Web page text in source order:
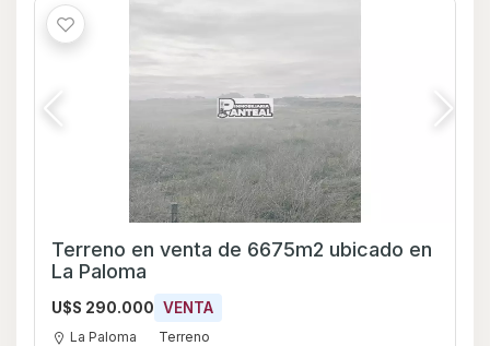
Terreno en venta de 6675m2 ubicado en
La Paloma
U$S 290.000 VENTA
La Paloma Terreno